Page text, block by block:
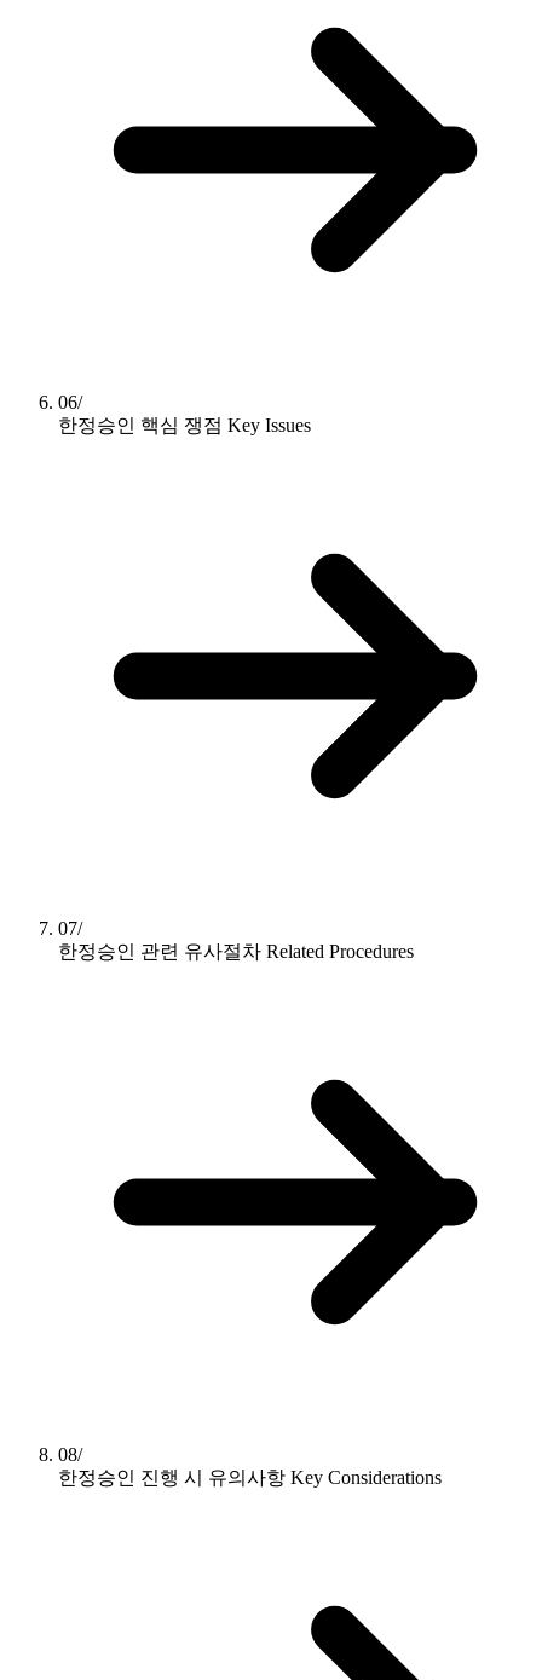
06/
한정승인 핵심 쟁점 Key Issues
07/
한정승인 관련 유사절차 Related Procedures
08/
한정승인 진행 시 유의사항 Key Considerations